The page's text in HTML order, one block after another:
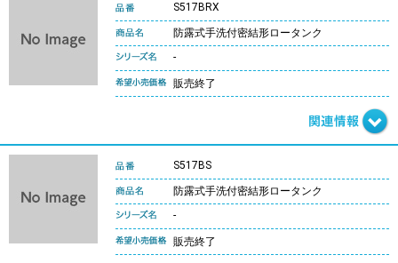
S517BRX
防露式手洗付密結形ロータンク
-
販売終了
S517BS
防露式手洗付密結形ロータンク
-
販売終了